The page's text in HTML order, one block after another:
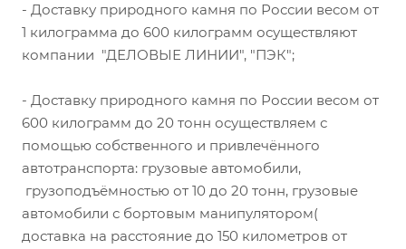
- Доставку природного камня по России весом от
1 килограмма до 600 килограмм осуществляют
компании "ДЕЛОВЫЕ ЛИНИИ", "ПЭК";
- Доставку природного камня по России весом от
600 килограмм до 20 тонн осуществляем с
помощью собственного и привлечённого
автотранспорта: грузовые автомобили,
грузоподъёмностью от 10 до 20 тонн, грузовые
автомобили с бортовым манипулятором(
доставка на расстояние до 150 километров от